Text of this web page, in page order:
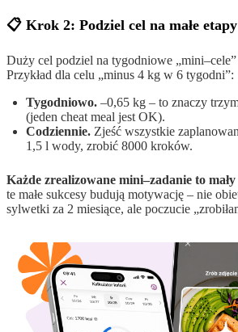
📋 Krok 2: Podziel cel na małe etapy
Duży cel podziel na tygodniowe
Przykład dla celu „minus 4 kg w 6 tygodni”:
Tygodniowo. –0,65 kg – to znaczy
(jeden cheat meal jest OK).
Codziennie. Zjeść wszystkie
1,5 l wody, zrobić 8000 kroków.
Każde zrealizowane mini–zadanie to mały
te małe sukcesy budują motywację – nie
sylwetki za 2 miesiące, ale poczucie